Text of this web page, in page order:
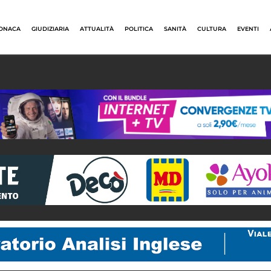
GIUDIZIARIA ATTUALITÀ POLITICA SANITÀ CULTURA EVENTI